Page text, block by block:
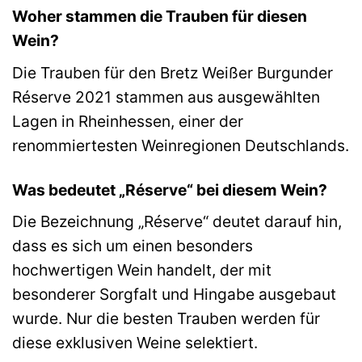
Woher stammen die Trauben für diesen
Wein?
Die Trauben für den Bretz Weißer Burgunder
Réserve 2021 stammen aus ausgewählten
Lagen in Rheinhessen, einer der
renommiertesten Weinregionen Deutschlands.
Was bedeutet „Réserve“ bei diesem Wein?
Die Bezeichnung „Réserve“ deutet darauf hin,
dass es sich um einen besonders
hochwertigen Wein handelt, der mit
besonderer Sorgfalt und Hingabe ausgebaut
wurde. Nur die besten Trauben werden für
diese exklusiven Weine selektiert.